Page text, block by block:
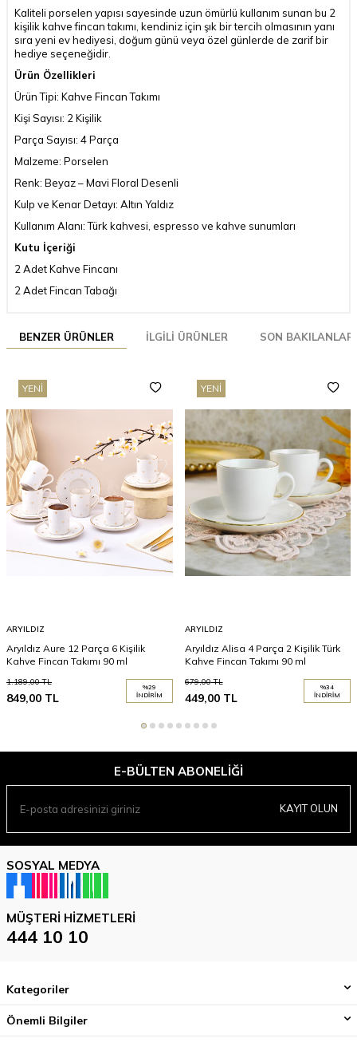
Kaliteli porselen yapısı sayesinde uzun ömürlü kullanım sunan bu 2
kişilik kahve fincan takımı, kendiniz için şık bir tercih olmasının yanı
sıra yeni ev hediyesi, doğum günü veya özel günlerde de zarif bir
hediye seçeneğidir.
Ürün Özellikleri
Ürün Tipi: Kahve Fincan Takımı
Kişi Sayısı: 2 Kişilik
Parça Sayısı: 4 Parça
Malzeme: Porselen
Renk: Beyaz – Mavi Floral Desenli
Kulp ve Kenar Detayı: Altın Yaldız
Kullanım Alanı: Türk kahvesi, espresso ve kahve sunumları
Kutu İçeriği
2 Adet Kahve Fincanı
2 Adet Fincan Tabağı
BENZER ÜRÜNLER İLGILI ÜRÜNLER SON BAKILANLAR
YENI
ARYILDIZ
Aryıldız Aure 12 Parça 6 Kişilik
Kahve Fincan Takımı 90 ml
1.189,00TL
849,00 TL
%29
İNDIRIM
YENI
ARYILDIZ
Aryıldız Alisa 4 Parça 2 Kişilik Türk
Kahve Fincan Takımı 90 ml
679,00TL
449,00TL
%34
İNDIRIM
E-BÜLTEN ABONELIĞI
KAYIT OLUN
SOSYAL MEDYA
MÜŞTERI HIZMETLERI
444 10 10
Kategoriler
Önemli Bilgiler